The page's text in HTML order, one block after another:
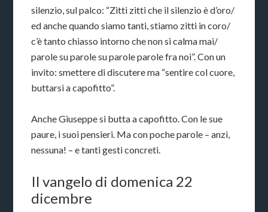
silenzio, sul palco: “Zitti zitti che il silenzio è d’oro/
ed anche quando siamo tanti, stiamo zitti in coro/
c’è tanto chiasso intorno che non si calma mai/
parole su parole su parole parole fra noi”. Con un
invito: smettere di discutere ma “sentire col cuore,
buttarsi a capofitto”.
Anche Giuseppe si butta a capofitto. Con le sue
paure, i suoi pensieri. Ma con poche parole – anzi,
nessuna! – e tanti gesti concreti.
Il vangelo di domenica 22
dicembre